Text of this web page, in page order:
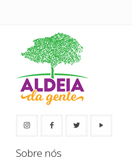
Sobre nós